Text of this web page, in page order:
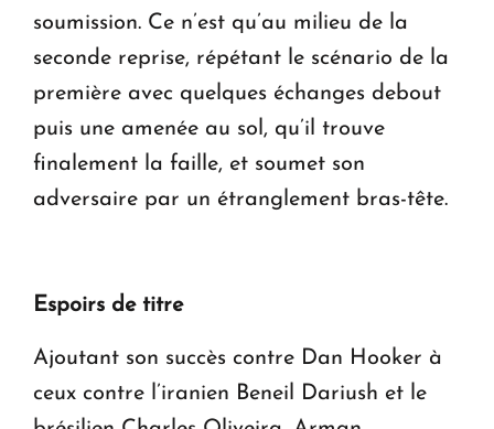
soumission. Ce n’est qu’au milieu de la
seconde reprise, répétant le scénario de la
première avec quelques échanges debout
puis une amenée au sol, qu’il trouve
finalement la faille, et soumet son
adversaire par un étranglement bras-tête.
Espoirs de titre
Ajoutant son succès contre Dan Hooker à
ceux contre l’iranien Beneil Dariush et le